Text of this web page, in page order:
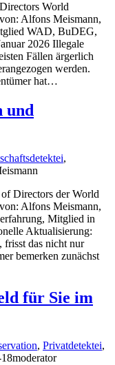
World
Alfons Meismann,
WAD, BuDEG,
2026 Illegale
Fällen ärgerlich
werden.
hat…
und
,
Directors der World
Alfons Meismann,
Mitglied in
Aktualisierung:
frisst das nicht nur
bemerken zunächst
für Sie im
, Privatdetektei,
moderator